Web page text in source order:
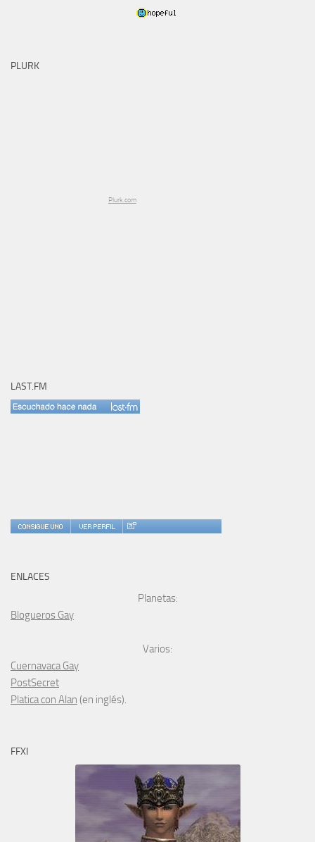
PLURK
Plurk.com
LAST.FM
ENLACES
Planetas:
Blogueros Gay
Varios:
Cuernavaca Gay
PostSecret
Platica con Alan (en inglés).
FFXI